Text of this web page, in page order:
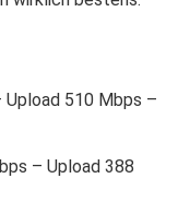
510 Mbps –
– Upload 388